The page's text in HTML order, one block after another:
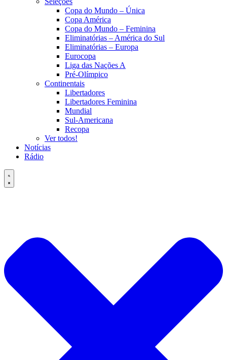
Copa do Mundo – Única
Copa América
Copa do Mundo – Feminina
Eliminatórias – América do Sul
Eliminatórias – Europa
Eurocopa
Liga das Nações A
Pré-Olímpico
Continentais
Libertadores
Libertadores Feminina
Mundial
Sul-Americana
Recopa
Ver todos!
Notícias
Rádio